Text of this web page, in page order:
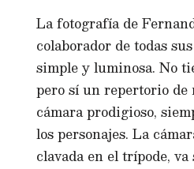
La fotografía de
colaborador de todas
simple y luminosa. No
pero sí un repertorio de
cámara prodigioso,
los personajes. La
clavada en el trípode,